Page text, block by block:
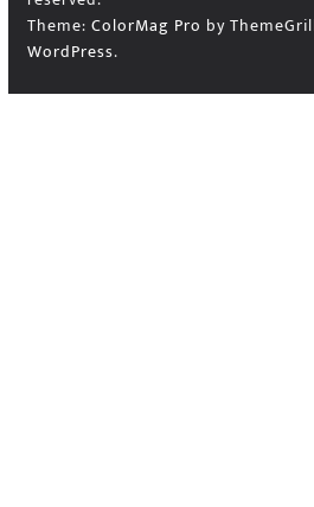
Theme: ColorMag Pro by
WordPress.